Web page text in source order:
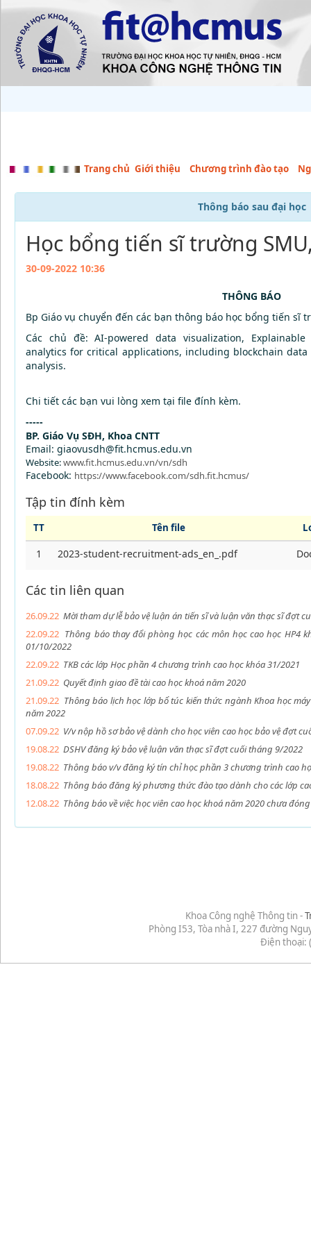
Trang chủ Giới thiệu Chương trình đào tạo
Thông báo sau đại học
Học bổng tiến sĩ trường
30-09-2022 10:36
THÔNG BÁO
Bp Giáo vụ chuyển đến các bạn thông báo học bổng tiến sĩ
Các chủ đề: AI-powered data visualization,
analytics for critical applications, including blockchain data
analysis.
Chi tiết các bạn vui lòng xem tại file đính kèm.
-----
BP. Giáo Vụ SĐH, Khoa CNTT
Email: giaovusdh@fit.hcmus.edu.vn
Website:www.fit.hcmus.edu.vn/vn/sdh
Facebook: https://www.facebook.com/sdh.fit.hcmus/
Tập tin đính kèm
TT Tên file
1 2023-student-recruitment-ads_en_.pdf
Các tin liên quan
26.09.22 Mời tham dự lễ bảo vệ luận án tiến sĩ và luận văn thạc sĩ đợt
22.09.22 Thông báo thay đổi phòng học các môn học cao học HP4
01/10/2022
22.09.22 TKB các lớp Học phần 4 chương trình cao học khóa 31/2021
21.09.22 Quyết định giao đề tài cao học khoá năm 2020
21.09.22 Thông báo lịch học lớp bổ túc kiến thức ngành Khoa học
năm 2022
07.09.22 V/v nộp hồ sơ bảo vệ dành cho học viên cao học bảo vệ đợt
19.08.22 DSHV đăng ký bảo vệ luận văn thạc sĩ đợt cuối tháng 9/2022
19.08.22 Thông báo v/v đăng ký tín chỉ học phần 3 chương trình cao
18.08.22 Thông báo đăng ký phương thức đào tạo dành cho các lớp
12.08.22 Thông báo về việc học viên cao học khoá năm 2020 chưa
Khoa Công nghệ Thông tin -
Phòng I53, Tòa nhà I, 227 đường
Điện thoại: